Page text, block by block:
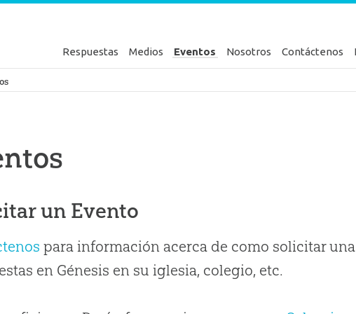
Respuestas Medios Eventos Nosotros Contáctenos
Génesis
un Evento
para información acerca de como solicitar
en Génesis en su iglesia, colegio, etc.